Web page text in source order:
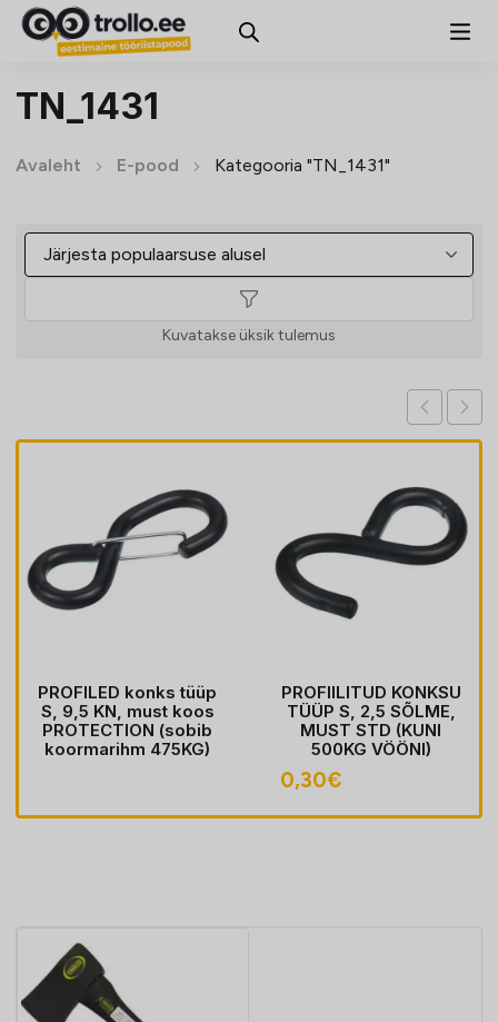
TN_1431
Avaleht E-pood Kategooria "TN_1431"
Kuvatakse üksik tulemus
PROFILED konks tüüp
S, 9,5 KN, must koos
PROTECTION (sobib
koormarihm 475KG)
PROFIILITUD KONKSU
TÜÜP S, 2,5 SÕLME,
MUST STD (KUNI
500KG VÖÖNI)
0,30€